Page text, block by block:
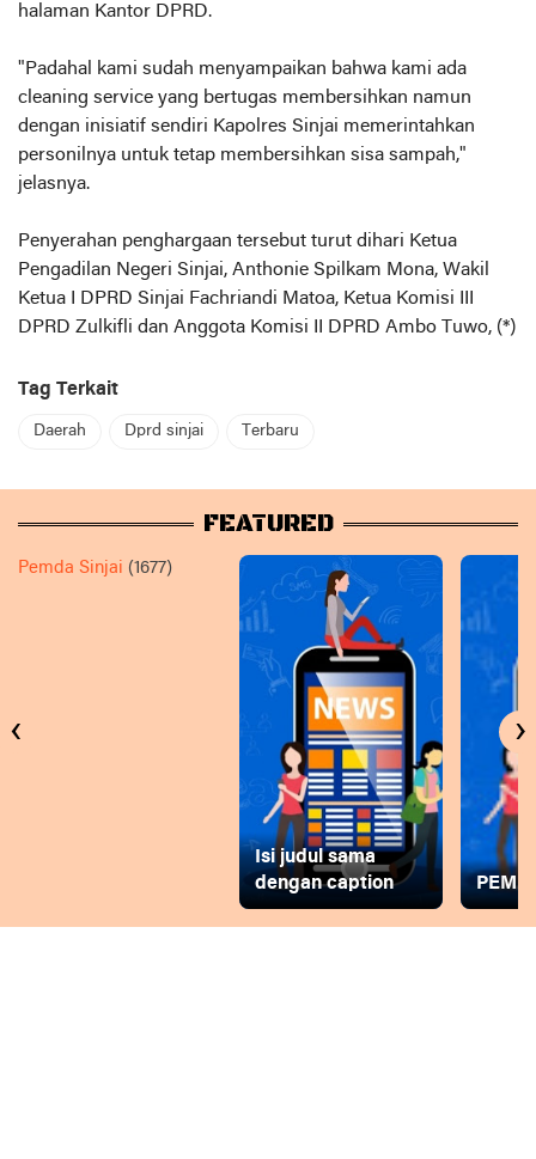
halaman Kantor DPRD.
"Padahal kami sudah menyampaikan bahwa kami ada
cleaning service yang bertugas membersihkan namun
dengan inisiatif sendiri Kapolres Sinjai memerintahkan
personilnya untuk tetap membersihkan sisa sampah,"
jelasnya.
Penyerahan penghargaan tersebut turut dihari Ketua
Pengadilan Negeri Sinjai, Anthonie Spilkam Mona, Wakil
Ketua I DPRD Sinjai Fachriandi Matoa, Ketua Komisi III
DPRD Zulkifli dan Anggota Komisi II DPRD Ambo Tuwo, (*)
Tag Terkait
Daerah Dprd sinjai Terbaru
FEATURED
Pemda Sinjai (1677)
Isi judul sama
dengan caption
‹ ›